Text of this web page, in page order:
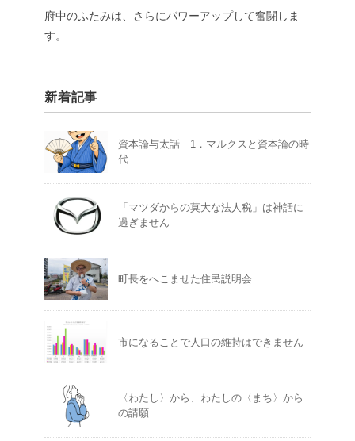
府中のふたみは、さらにパワーアップして奮闘しま
す。
新着記事
資本論与太話 1．マルクスと資本論の時
代
「マツダからの莫大な法人税」は神話に
過ぎません
町長をへこませた住民説明会
市になることで人口の維持はできません
〈わたし〉から、わたしの〈まち〉から
の請願